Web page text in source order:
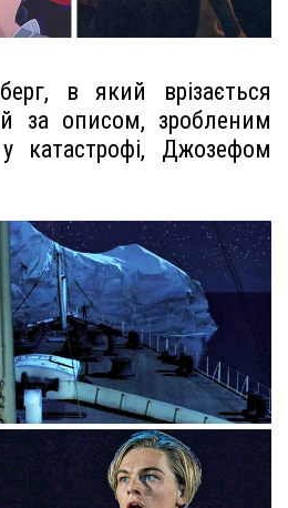
в який врізається
за описом, зробленим
Джозефом